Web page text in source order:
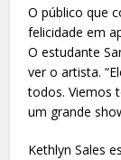
O público que
felicidade em
O estudante
ver o artista.
todos. Viemos
um grande
Kethlyn Sales